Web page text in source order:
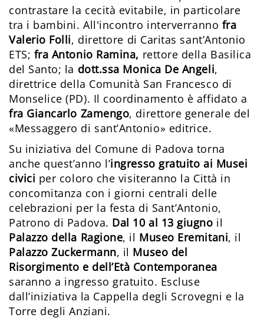
contrastare la cecità evitabile, in particolare
tra i bambini. All'incontro interverranno fra
Valerio Folli, direttore di Caritas sant’Antonio
ETS; fra Antonio Ramina, rettore della Basilica
del Santo; la dott.ssa Monica De Angeli,
direttrice della Comunità San Francesco di
Monselice (PD). Il coordinamento è affidato a
fra Giancarlo Zamengo, direttore generale del
«Messaggero di sant’Antonio» editrice.
Su iniziativa del Comune di Padova torna
anche quest’anno l’ingresso gratuito ai Musei
civici per coloro che visiteranno la Città in
concomitanza con i giorni centrali delle
celebrazioni per la festa di Sant’Antonio,
Patrono di Padova. Dal 10 al 13 giugno il
Palazzo della Ragione, il Museo Eremitani, il
Palazzo Zuckermann, il Museo del
Risorgimento e dell’Età Contemporanea
saranno a ingresso gratuito. Escluse
dall’iniziativa la Cappella degli Scrovegni e la
Torre degli Anziani.